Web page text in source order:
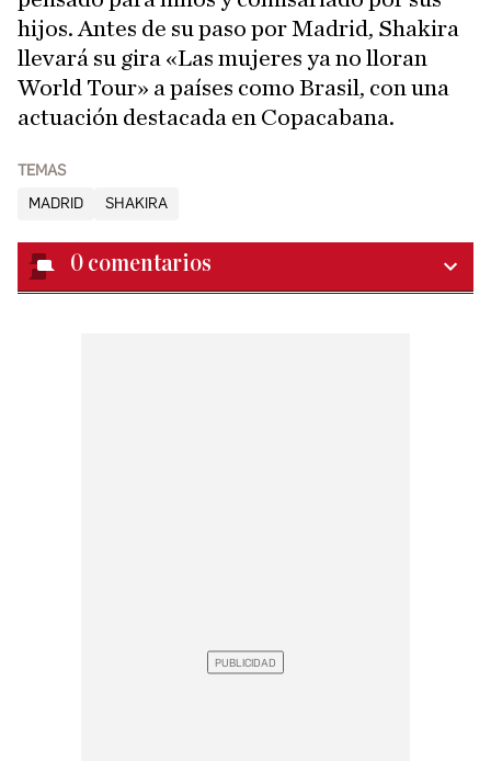
hijos. Antes de su paso por Madrid, Shakira
llevará su gira «Las mujeres ya no lloran
World Tour» a países como Brasil, con una
actuación destacada en Copacabana.
TEMAS
MADRID
SHAKIRA
0 comentarios